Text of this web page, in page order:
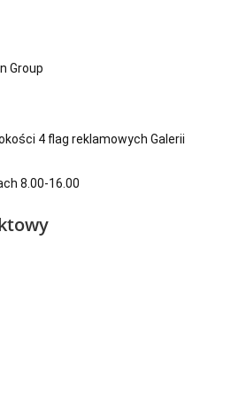
Group
4 flag reklamowych Galerii
8.00-16.00